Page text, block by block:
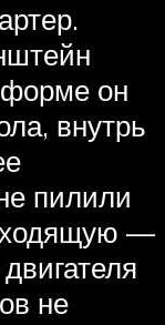
форме он
внутрь
пилили
—
не